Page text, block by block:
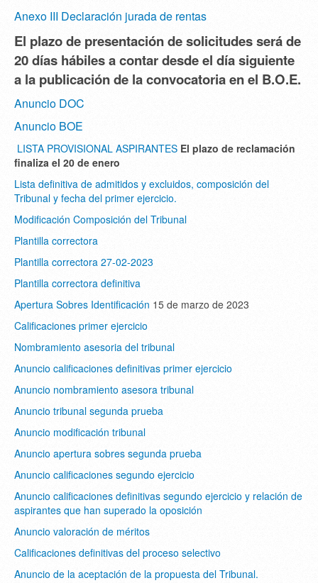
Anexo III Declaración jurada de rentas
El plazo de presentación de solicitudes será de
20 días hábiles a contar desde el día siguiente
a la publicación de la convocatoria en el B.O.E.
Anuncio DOC
Anuncio BOE
LISTA PROVISIONAL ASPIRANTES El plazo de reclamación
finaliza el 20 de enero
Lista definitiva de admitidos y excluidos, composición del
Tribunal y fecha del primer ejercicio.
Modificación Composición del Tribunal
Plantilla correctora
Plantilla correctora 27-02-2023
Plantilla correctora definitiva
Apertura Sobres Identificación 15 de marzo de 2023
Calificaciones primer ejercicio
Nombramiento asesoria del tribunal
Anuncio calificaciones definitivas primer ejercicio
Anuncio nombramiento asesora tribunal
Anuncio tribunal segunda prueba
Anuncio modificación tribunal
Anuncio apertura sobres segunda prueba
Anuncio calificaciones segundo ejercicio
Anuncio calificaciones definitivas segundo ejercicio y relación de
aspirantes que han superado la oposición
Anuncio valoración de méritos
Calificaciones definitivas del proceso selectivo
Anuncio de la aceptación de la propuesta del Tribunal.